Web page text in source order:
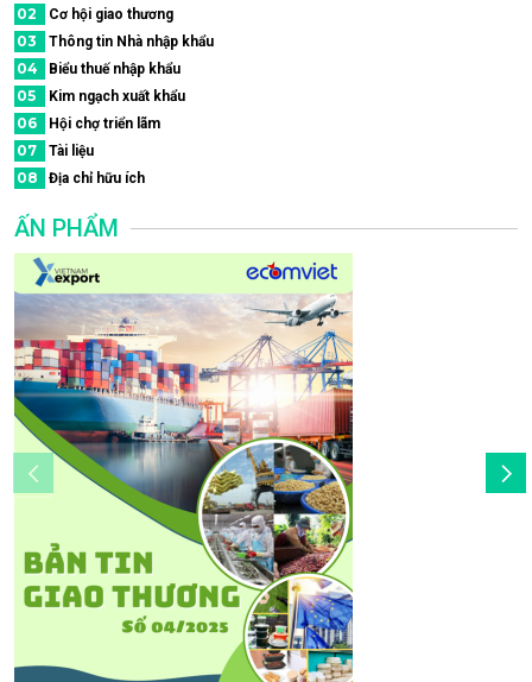
02 Cơ hội giao thương
03 Thông tin Nhà nhập khẩu
04 Biểu thuế nhập khẩu
05 Kim ngạch xuất khẩu
06 Hội chợ triển lãm
07 Tài liệu
08 Địa chỉ hữu ích
ẤN PHẨM